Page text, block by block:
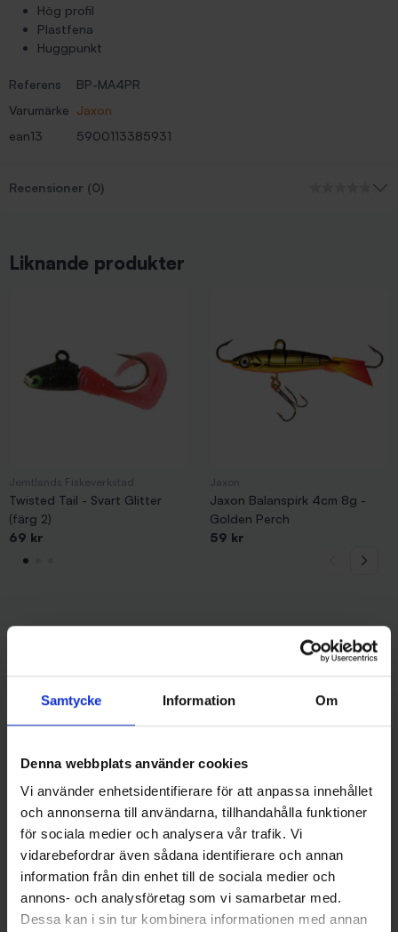
Samtycke Information Om
Denna webbplats använder cookies
Vi använder enhetsidentifierare för att anpassa innehållet
och annonserna till användarna, tillhandahålla funktioner
för sociala medier och analysera vår trafik. Vi
vidarebefordrar även sådana identifierare och annan
information från din enhet till de sociala medier och
annons- och analysföretag som vi samarbetar med.
Dessa kan i sin tur kombinera informationen med annan
Hög profil
Plastfena
Huggpunkt
Referens
BP-MA4PR
Varumärke Jaxon
ean13
5900113385931
Recensioner (0)
Liknande produkter
Twisted Tail - Svart Glitter
(färg 2)
69 kr
Jaxon Balanspirk 4cm 8g -
Golden Perch
59 kr
Wiggler
Lasto Balanspirk 7 gr - Blå
49 kr
Sølvkroken
Sölvkroken Jensen Mini-Pirken
7g - C/R